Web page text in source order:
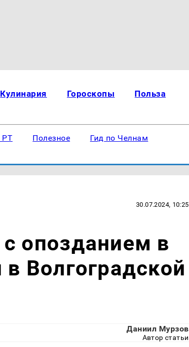
Кулинария Гороскопы Польза
РТ Полезное Гид по Челнам
30.07.2024, 10:25
опозданием в
Волгоградской
Даниил Мурзов
Автор статьи